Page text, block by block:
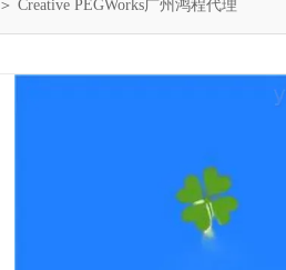
＞ Creative PEGWorks广州鸿程代理